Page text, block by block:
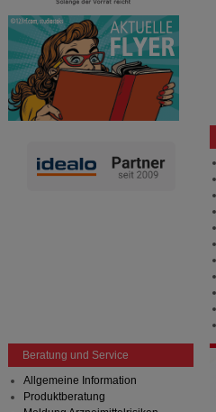
Beratung und Service
Allgemeine Information
Produktberatung